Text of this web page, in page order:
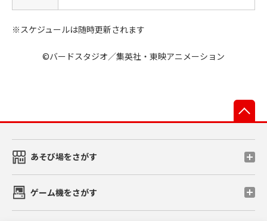
※スケジュールは随時更新されます
©バードスタジオ／集英社・東映アニメーション
あそび場をさがす
ゲーム機をさがす